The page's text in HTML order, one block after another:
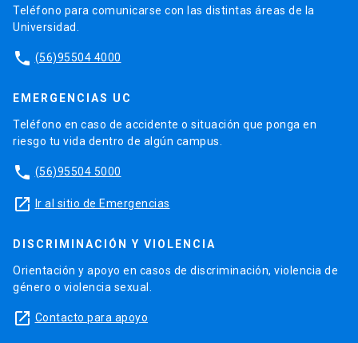
Teléfono para comunicarse con las distintas áreas de la
Universidad.
phone (56)95504 4000
EMERGENCIAS UC
Teléfono en caso de accidente o situación que ponga en
riesgo tu vida dentro de algún campus.
phone (56)95504 5000
launch Ir al sitio de Emergencias
DISCRIMINACIÓN Y VIOLENCIA
Orientación y apoyo en casos de discriminación, violencia de
género o violencia sexual.
launch Contacto para apoyo